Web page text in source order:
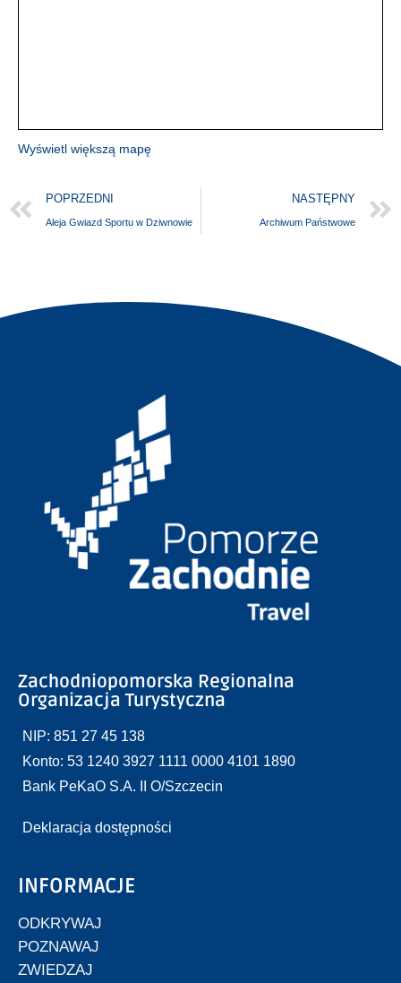
Wyświetl większą mapę
POPRZEDNI
Aleja Gwiazd Sportu w Dziwnowie
NASTĘPNY
Archiwum Państwowe
Zachodniopomorska Regionalna
Organizacja Turystyczna
NIP: 851 27 45 138
Konto: 53 1240 3927 1111 0000 4101 1890
Bank PeKaO S.A. II O/Szczecin
Deklaracja dostępności
INFORMACJE
ODKRYWAJ
POZNAWAJ
ZWIEDZAJ